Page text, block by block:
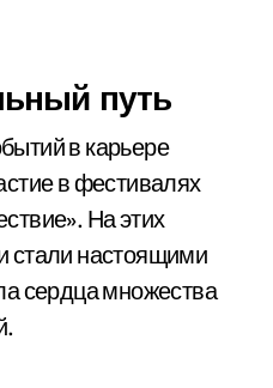
путь
в карьере
в фестивалях
На этих
стали настоящими
сердца множества